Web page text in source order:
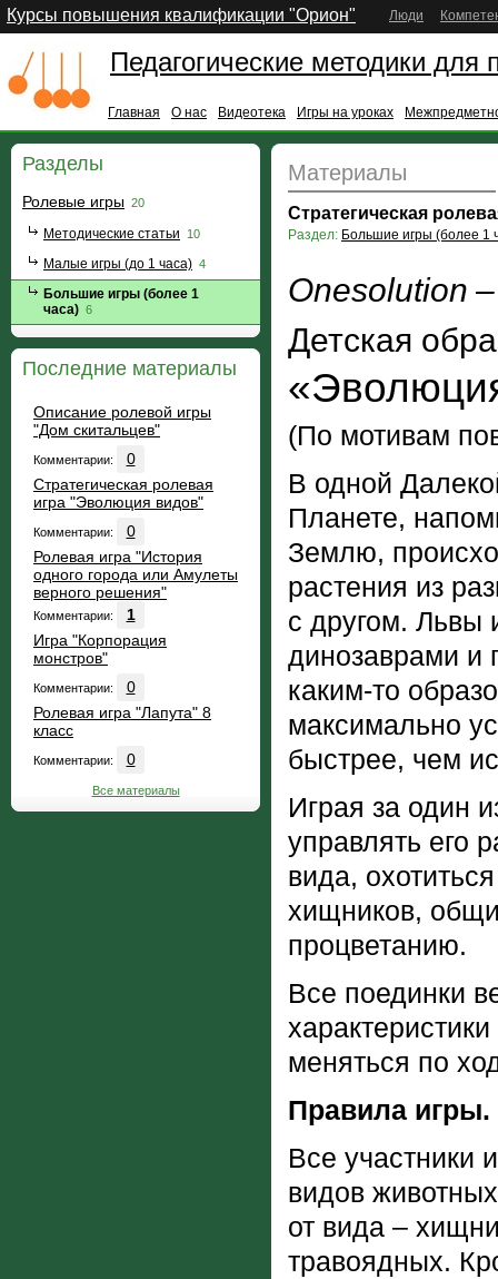
Курсы повышения квалификации "Орион" Люди
Педагогические методики для
Главная О нас Видеотека Игры на уроках
Разделы
Ролевые игры 20
Методические статьи 10
Малые игры (до 1 часа) 4
Большие игры (более 1
часа) 6
Последние материалы
Описание ролевой игры
"Дом скитальцев"
Комментарии:
0
Стратегическая ролевая
игра "Эволюция видов"
Комментарии:
0
Ролевая игра "История
одного города или Амулеты
верного решения"
Комментарии:
1
Игра "Корпорация
монстров"
Комментарии:
0
Ролевая игра "Лапута" 8
класс
Комментарии: 0
Все материалы
Материалы
Стратегическая
Раздел: Большие игры (более 1
Onesolution –
Детская
(По мотивам
В одной
Планете,
Землю,
растения из
с другом. Львы
динозаврами и
каким-то
максимально
быстрее, чем
Играя за один
управлять его
вида,
хищников,
процветанию.
Все поединки
меняться по
Правила игры.
Все участники
видов
от вида –
травоядных.